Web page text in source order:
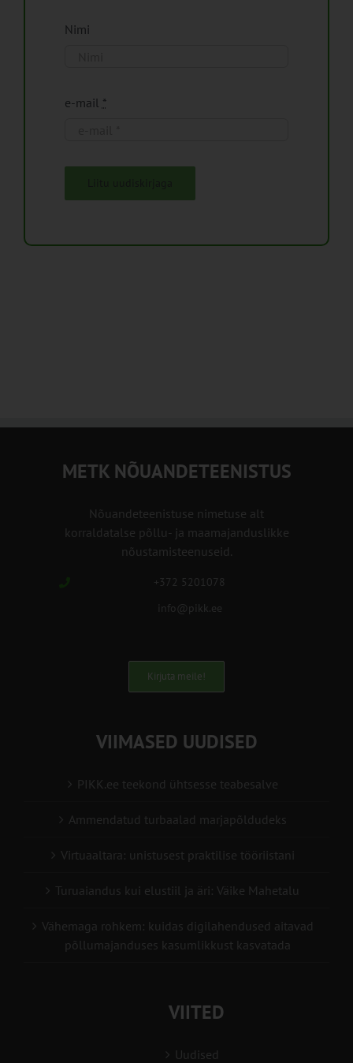
Nimi
e-mail *
METK NÕUANDETEENISTUS
Nõuandeteenistuse nimetuse alt
korraldatalse põllu- ja maamajanduslikke
nõustamisteenuseid.
+372 5201078
info@pikk.ee
Kirjuta meile!
VIIMASED UUDISED
PIKK.ee teekond ühtsesse teabesalve
Ammendatud turbaalad marjapõldudeks
Virtuaaltara: unistusest praktilise tööriistani
Turuaiandus kui elustiil ja äri: Väike Mahetalu
Vähemaga rohkem: kuidas digilahendused aitavad
põllumajanduses kasumlikkust kasvatada
VIITED
Uudised